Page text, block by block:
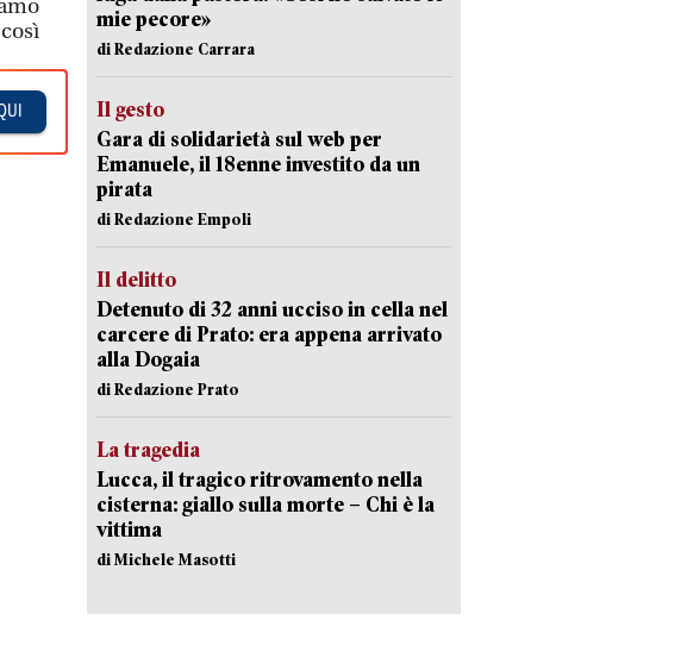
mie pecore»
di Redazione Carrara
Il gesto
Gara di solidarietà sul web per
Emanuele, il 18enne investito da un
pirata
di Redazione Empoli
Il delitto
Detenuto di 32 anni ucciso in cella nel
carcere di Prato: era appena arrivato
alla Dogaia
di Redazione Prato
La tragedia
Lucca, il tragico ritrovamento nella
cisterna: giallo sulla morte – Chi è la
vittima
di Michele Masotti